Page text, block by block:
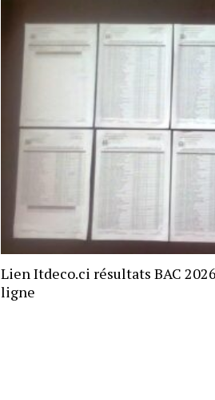
Lien Itdeco.ci résultats BAC
ligne